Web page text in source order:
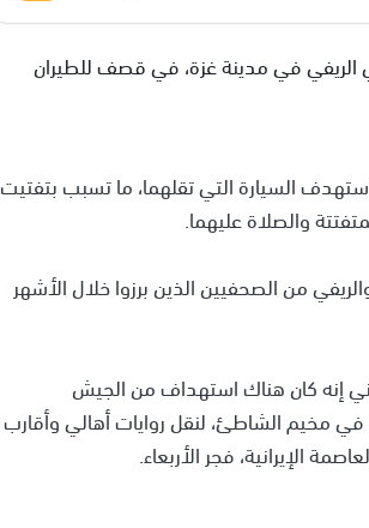
الريفي في مدينة غزة، في قصف للطيران
السيارة التي تقلهما، ما تسبب بتفتيت
والصلاة عليهما.
من الصحفيين الذين برزوا خلال الأشهر
إنه كان هناك استهداف من الجيش
في مخيم الشاطئ، لنقل روايات أهالي وأقارب
الإيرانية، فجر الأربعاء.